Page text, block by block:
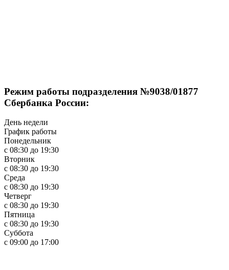
Режим работы подразделения №9038/01877
Сбербанка России:
День недели
График работы
Понедельник
с 08:30 до 19:30
Вторник
с 08:30 до 19:30
Среда
с 08:30 до 19:30
Четверг
с 08:30 до 19:30
Пятница
с 08:30 до 19:30
Суббота
с 09:00 до 17:00